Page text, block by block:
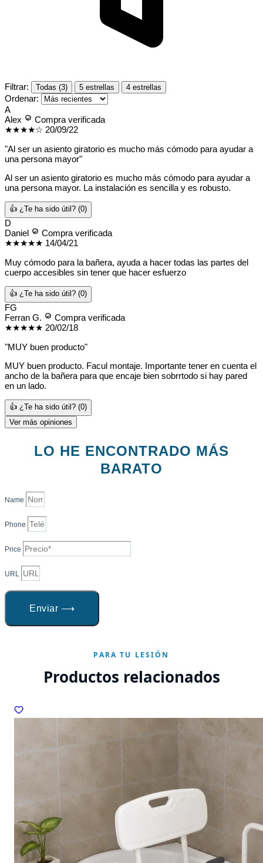
Filtrar: Todas (3) 5 estrellas 4 estrellas
Ordenar:
A
Alex
Compra verificada
★★★★☆ 20/09/22
"Al ser un asiento giratorio es mucho más cómodo para ayudar a
una persona mayor"
Al ser un asiento giratorio es mucho más cómodo para ayudar a
una persona mayor. La instalación es sencilla y es robusto.
👍 ¿Te ha sido útil? (0)
D
Daniel
Compra verificada
★★★★★ 14/04/21
Muy cómodo para la bañera, ayuda a hacer todas las partes del
cuerpo accesibles sin tener que hacer esfuerzo
👍 ¿Te ha sido útil? (0)
FG
Ferran G.
Compra verificada
★★★★★ 20/02/18
"MUY buen producto"
MUY buen producto. Facul montaje. Importante tener en cuenta el
ancho de la bañera para que encaje bien sobrrtodo si hay pared
en un lado.
👍 ¿Te ha sido útil? (0)
Ver más opiniones
LO HE ENCONTRADO MÁS
BARATO
Name
Phone
Price
URL
Enviar ⟶
PARA TU LESIÓN
Productos relacionados